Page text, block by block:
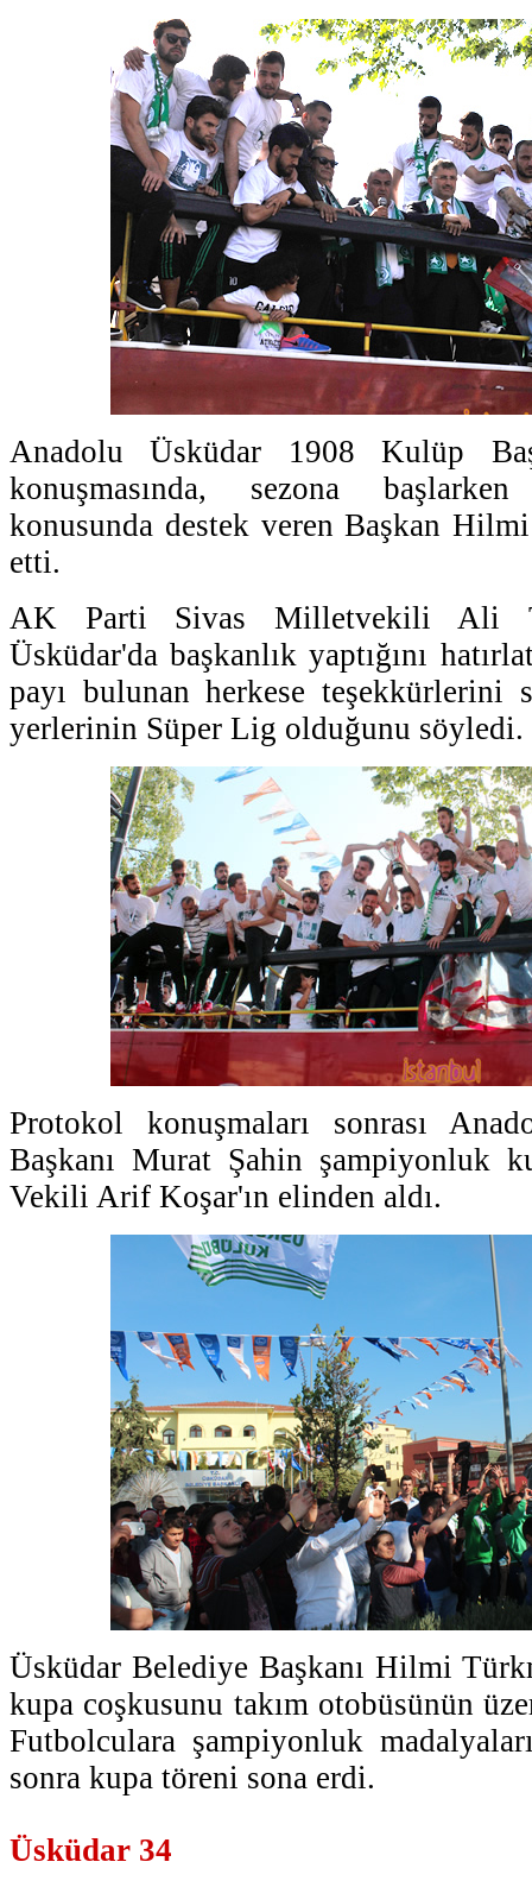
Anadolu Üsküdar 1908 Kulüp
konuşmasında, sezona
konusunda destek veren Başkan
etti.
AK Parti Sivas Milletvekili Ali
Üsküdar'da başkanlık yaptığını
payı bulunan herkese teşekkürlerini
yerlerinin Süper Lig olduğunu söyledi.
Protokol konuşmaları sonrası
Başkanı Murat Şahin şampiyonluk
Vekili Arif Koşar'ın elinden aldı.
Üsküdar Belediye Başkanı Hilmi
kupa coşkusunu takım otobüsünün
Futbolculara şampiyonluk
sonra kupa töreni sona erdi.
Üsküdar 34